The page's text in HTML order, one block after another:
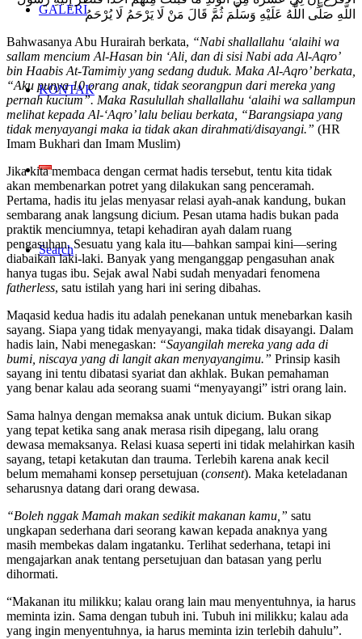
GALERI
KONTAK
Search
اللَّهِ صَلَّى اللَّهُ عَلَيْهِ وَسَلَّمَ ثُمَّ قَالَ مَنْ لَا يَرْحَمُ لَا يُرْحَمُ
Bahwasanya Abu Hurairah berkata, “Nabi shallallahu ‘alaihi wa
sallam mencium Al-Hasan bin ‘Ali, dan di sisi Nabi ada Al-Aqro’
bin Haabis At-Tamimiy yang sedang duduk. Maka Al-Aqro’ berkata,
“Aku punya 10 orang anak, tidak seorangpun dari mereka yang
pernah kucium”. Maka Rasulullah shallallahu ‘alaihi wa sallampun
melihat kepada Al-‘Aqro’ lalu beliau berkata, “Barangsiapa yang
tidak menyayangi maka ia tidak akan dirahmati/disayangi.” (HR
Imam Bukhari dan Imam Muslim)
Jika kita membaca dengan cermat hadis tersebut, tentu kita tidak
akan membenarkan potret yang dilakukan sang penceramah.
Pertama, hadis itu jelas menyasar relasi ayah-anak kandung, bukan
sembarang anak langsung dicium. Pesan utama hadis bukan pada
praktik menciumnya, tetapi kehadiran ayah dalam ruang
pengasuhan. Sesuatu yang kala itu—bahkan sampai kini—sering
diabaikan laki-laki. Banyak yang menganggap pengasuhan anak
hanya tugas ibu. Sejak awal Nabi sudah menyadari fenomena
fatherless, satu istilah yang hari ini sering dibahas.
Maqasid kedua hadis itu adalah penekanan untuk menebarkan kasih
sayang. Siapa yang tidak menyayangi, maka tidak disayangi. Dalam
hadis lain, Nabi menegaskan: “Sayangilah mereka yang ada di
bumi, niscaya yang di langit akan menyayangimu.” Prinsip kasih
sayang ini tentu dibatasi syariat dan akhlak. Bukan pemahaman
yang benar kalau ada seorang suami “menyayangi” istri orang lain.
Sama halnya dengan memaksa anak untuk dicium. Bukan sikap
yang tepat ketika sang anak merasa risih dipegang, lalu orang
dewasa memaksanya. Relasi kuasa seperti ini tidak melahirkan kasih
sayang, tetapi ketakutan dan trauma. Terlebih karena anak kecil
belum memahami konsep persetujuan (consent). Maka keteladanan
seharusnya datang dari orang dewasa.
“Boleh nggak Mamah makan sedikit makanan kamu,” satu
ungkapan sederhana dari seorang kawan kepada anaknya yang
masih membekas dalam ingatanku. Terlihat sederhana, tetapi ini
mengajarkan anak tentang persetujuan dan batasan yang perlu
dihormati.
“Makanan itu milikku; kalau orang lain mau menyentuhnya, ia harus
meminta izin. Sama dengan tubuh ini. Tubuh ini milikku; kalau ada
yang ingin menyentuhnya, ia harus meminta izin terlebih dahulu”.